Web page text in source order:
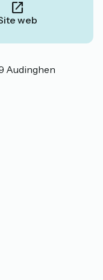
web
Audinghen